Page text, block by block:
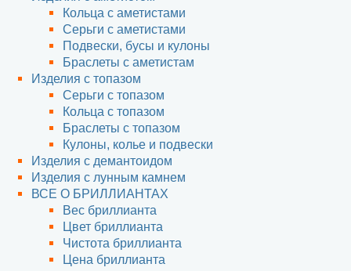
Кольца с аметистами
Серьги с аметистами
Подвески, бусы и кулоны
Браслеты с аметистам
Изделия с топазом
Cерьги с топазом
Кольца с топазом
Браслеты с топазом
Кулоны, колье и подвески
Изделия с демантоидом
Изделия с лунным камнем
ВСЕ О БРИЛЛИАНТАХ
Вес бриллианта
Цвет бриллианта
Чистота бриллианта
Цена бриллианта